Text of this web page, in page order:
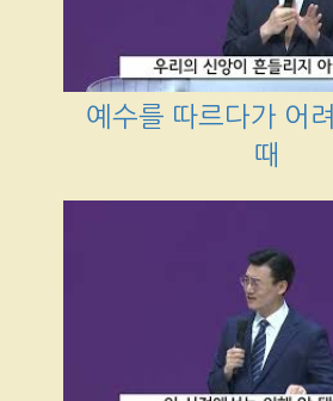
예수를 따르다가 어
때